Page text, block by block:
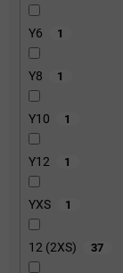
Y6 1
Y8 1
Y10 1
Y12 1
YXS 1
12 (2XS) 37